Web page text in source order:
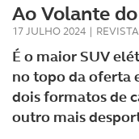
Ao Volante
17 JULHO 2024 |
É o maior SUV
no topo da oferta
dois formatos de
outro mais